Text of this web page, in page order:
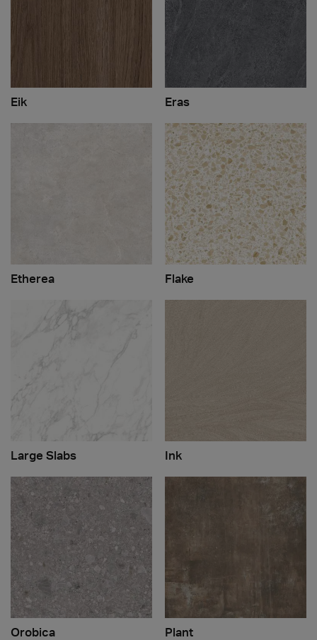
Eik Eras
Etherea Flake
Large Slabs Ink
Orobica Plant